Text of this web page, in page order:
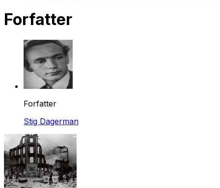
Forfatter
Forfatter
Stig Dagerman